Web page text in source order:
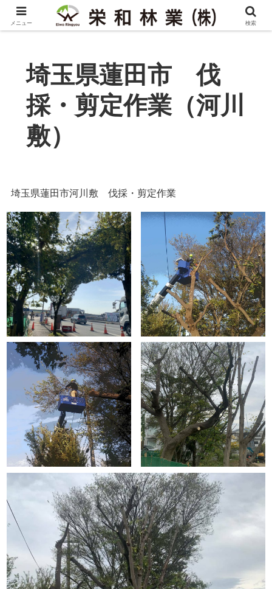
埼玉県蓮田市 伐
採・剪定作業（河川
敷）
埼玉県蓮田市河川敷 伐採・剪定作業
メニュー 検索